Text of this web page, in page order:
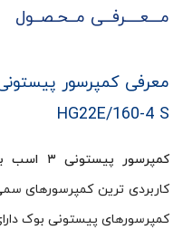
مـــعــــرفــی مــحـصــول
HG22E/160-4 S
کمپرسور پیستونی ۳ اسب بخار بوک سری HG22E/160-4 S
کاربردی ترین کمپرسورهای